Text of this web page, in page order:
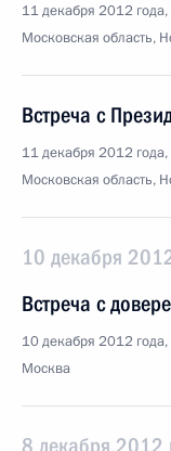
11 декабря 2012
Московская область,
Встреча с
11 декабря 2012
Московская область,
10 декабря
Встреча с
10 декабря 2012
Москва
8 декабря 2012